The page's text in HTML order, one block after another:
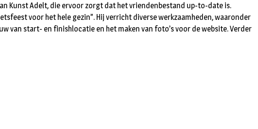
Kunst Adelt, die ervoor zorgt dat het vriendenbestand up-to-date is.
voor het hele gezin”. Hij verricht diverse werkzaamheden, waaronder
van start- en finishlocatie en het maken van foto’s voor de website. Verder